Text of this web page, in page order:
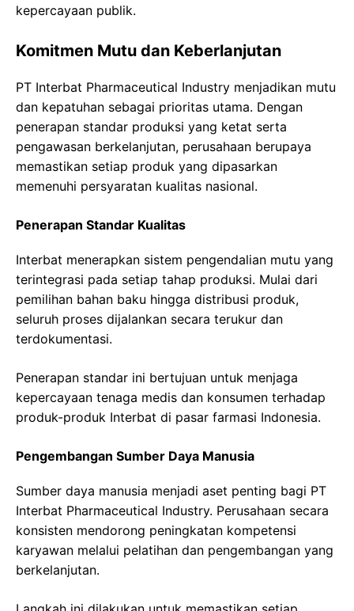
kepercayaan publik.
Komitmen Mutu dan Keberlanjutan
PT Interbat Pharmaceutical Industry menjadikan mutu
dan kepatuhan sebagai prioritas utama. Dengan
penerapan standar produksi yang ketat serta
pengawasan berkelanjutan, perusahaan berupaya
memastikan setiap produk yang dipasarkan
memenuhi persyaratan kualitas nasional.
Penerapan Standar Kualitas
Interbat menerapkan sistem pengendalian mutu yang
terintegrasi pada setiap tahap produksi. Mulai dari
pemilihan bahan baku hingga distribusi produk,
seluruh proses dijalankan secara terukur dan
terdokumentasi.
Penerapan standar ini bertujuan untuk menjaga
kepercayaan tenaga medis dan konsumen terhadap
produk-produk Interbat di pasar farmasi Indonesia.
Pengembangan Sumber Daya Manusia
Sumber daya manusia menjadi aset penting bagi PT
Interbat Pharmaceutical Industry. Perusahaan secara
konsisten mendorong peningkatan kompetensi
karyawan melalui pelatihan dan pengembangan yang
berkelanjutan.